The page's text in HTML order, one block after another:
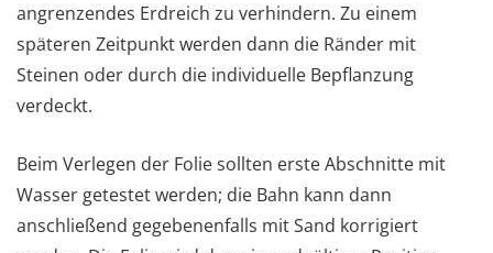
angrenzendes Erdreich zu verhindern. Zu einem
späteren Zeitpunkt werden dann die Ränder mit
Steinen oder durch die individuelle Bepflanzung
verdeckt.
Beim Verlegen der Folie sollten erste Abschnitte mit
Wasser getestet werden; die Bahn kann dann
anschließend gegebenenfalls mit Sand korrigiert